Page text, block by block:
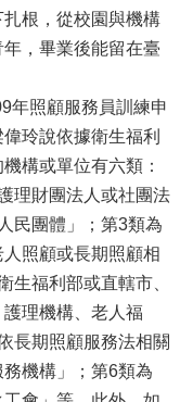
根，從校園與機構
，畢業後能留在臺
照顧服務員訓練申
玲說依據衛生福利
構或單位有六類：
理財團法人或社團法
民團體」；第3類為
人照顧或長期照顧相
生福利部或直轄市、
理機構、老人福
長期照顧服務法相關
機構」；第6類為